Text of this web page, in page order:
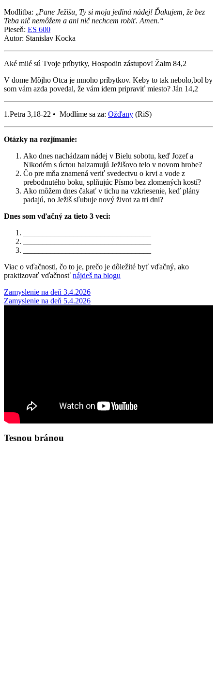
Modlitba: „Pane Ježišu, Ty si moja jediná nádej! Ďakujem, že bez
Teba nič nemôžem a ani nič nechcem robiť. Amen.“
Pieseň: ES 600
Autor: Stanislav Kocka
Aké milé sú Tvoje príbytky, Hospodin zástupov! Žalm 84,2
V dome Môjho Otca je mnoho príbytkov. Keby to tak nebolo,bol by
som vám azda povedal, že vám idem pripraviť miesto? Ján 14,2
1.Petra 3,18-22 • Modlíme sa za: Ožďany (RiS)
Otázky na rozjímanie:
Ako dnes nachádzam nádej v Bielu sobotu, keď Jozef a
Nikodém s úctou balzamujú Ježišovo telo v novom hrobe?
Čo pre mňa znamená veriť svedectvu o krvi a vode z
prebodnutého boku, splňujúc Písmo bez zlomených kostí?
Ako môžem dnes čakať v tichu na vzkriesenie, keď plány
padajú, no Ježiš sľubuje nový život za tri dni?
Dnes som vďačný za tieto 3 veci:
Viac o vďačnosti, čo to je, prečo je dôležité byť vďačný, ako
praktizovať vďačnosť nájdeš na blogu
Post
navigation
Zamyslenie na deň 3.4.2026
Zamyslenie na deň 5.4.2026
Tesnou bránou